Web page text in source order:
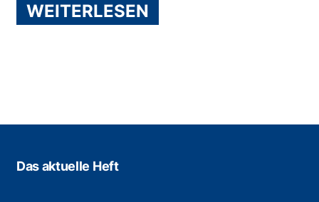
WEITERLESEN
Das aktuelle Heft